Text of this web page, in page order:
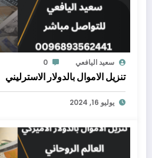
سعيد اليافعي 0
تنزيل الاموال بالدولار الاسترليني
يوليو 16, 2024